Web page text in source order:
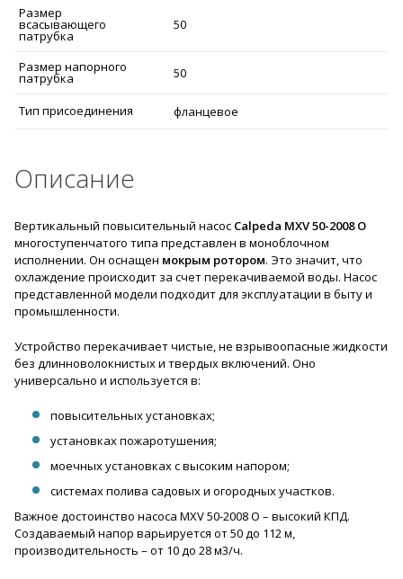
Размер
всасывающего
патрубка
50
Размер напорного
патрубка 50
Тип присоединения фланцевое
Описание
Вертикальный повысительный насос Calpeda MXV 50-2008 O
многоступенчатого типа представлен в моноблочном
исполнении. Он оснащен мокрым ротором. Это значит, что
охлаждение происходит за счет перекачиваемой воды. Насос
представленной модели подходит для эксплуатации в быту и
промышленности.
Устройство перекачивает чистые, не взрывоопасные жидкости
без длинноволокнистых и твердых включений. Оно
универсально и используется в:
повысительных установках;
установках пожаротушения;
моечных установках с высоким напором;
системах полива садовых и огородных участков.
Важное достоинство насоса MXV 50-2008 O – высокий КПД.
Создаваемый напор варьируется от 50 до 112 м,
производительность – от 10 до 28 м3/ч.